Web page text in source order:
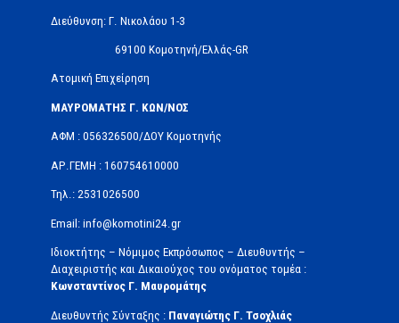
Διεύθυνση: Γ. Νικολάου 1-3
69100 Κομοτηνή/Ελλάς-GR
Ατομική Επιχείρηση
ΜΑΥΡΟΜΑΤΗΣ Γ. ΚΩΝ/ΝΟΣ
ΑΦΜ : 056326500/ΔOΥ Κομοτηνής
ΑΡ.ΓΕΜΗ : 160754610000
Τηλ.: 2531026500
Email: info@komotini24.gr
Ιδιοκτήτης – Νόμιμος Εκπρόσωπος – Διευθυντής –
Διαχειριστής και Δικαιούχος του ονόματος τομέα :
Κωνσταντίνος Γ. Μαυρομάτης
Διευθυντής Σύνταξης : Παναγιώτης Γ. Τσοχλιάς